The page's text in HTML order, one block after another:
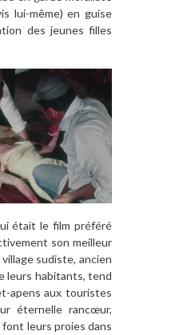
lui-même) en guise
des jeunes filles
était le film préféré
son meilleur
sudiste, ancien
leurs habitants, tend
apens aux touristes
éternelle rancœur,
leurs proies dans